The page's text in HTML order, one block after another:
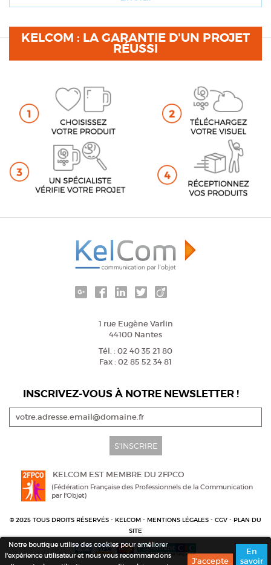
Notre boutique utilise des cookies pour améliorer
l'expérience utilisateur et nous vous recommandons
En
savoir
KELCOM : LA GARANTIE D'UN PROJET
RÉUSSI
1 rue Eugène Varlin
44100 Nantes
Tél. : 02 40 35 21 80
Fax : 02 85 52 34 81
INSCRIVEZ-VOUS À NOTRE NEWSLETTER !
S'INSCRIRE
KELCOM EST MEMBRE DU 2FPCO
(Fédération Française des Professionnels de la Communication
par l'Objet)
© 2025 TOUS DROITS RÉSERVÉS - KELCOM - MENTIONS LÉGALES - CGV - PLAN DU
SITE